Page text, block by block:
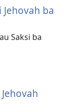
Jehovah ba
Saksi ba